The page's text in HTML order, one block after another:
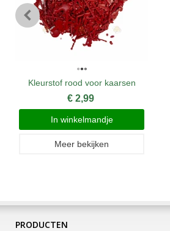
Kleurstof rood voor kaarsen
€ 2,99
In winkelmandje
Meer bekijken
PRODUCTEN